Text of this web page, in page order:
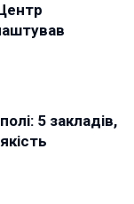
5 закладів,